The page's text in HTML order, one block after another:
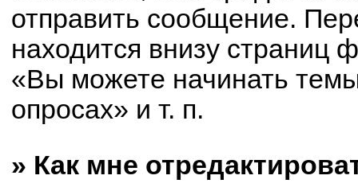
отправить сообщение.
находится внизу
«Вы можете начинать
опросах» и т. п.
» Как мне